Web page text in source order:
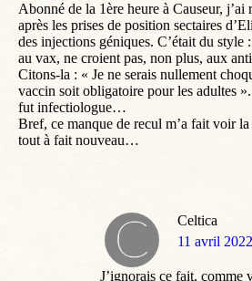
Abonné de la 1ère heure à Causeur, j’ai
après les prises de position sectaires
des injections géniques. C’était du style
au vax, ne croient pas, non plus, aux
Citons-la : « Je ne serais nullement
vaccin soit obligatoire pour les adultes
fut infectiologue…
Bref, ce manque de recul m’a fait voir
tout à fait nouveau…
Celtica
dit
11 avril
J’ignorais ce fait, comme